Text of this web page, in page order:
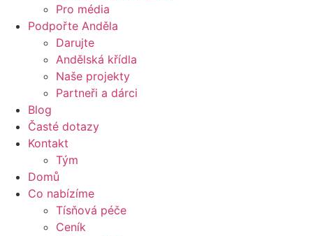
Pro média
Podpořte Anděla
Darujte
Andělská křídla
Naše projekty
Partneři a dárci
Blog
Časté dotazy
Kontakt
Tým
Domů
Co nabízíme
Tísňová péče
Ceník